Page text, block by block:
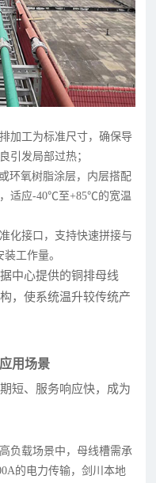
加工为标准尺寸，确保导
引发局部过热；
环氧树脂涂层，内层搭配
适应-40℃至+85℃的宽温
化接口，支持快速拼接与
工作量。
中心提供的铜排母线
，使系统温升较传统产
用场景
短、服务响应快，成为
负载场景中，母线槽需承
的电力传输，剑川本地